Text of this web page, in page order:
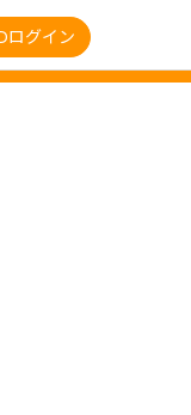
ログイン